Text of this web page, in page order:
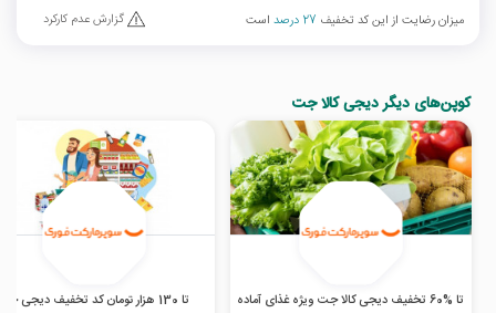
میزان رضایت از این کد تخفیف 27 درصد است گزارش عدم کارکرد
کوپن‌های دیگر دیجی کالا جت
تا %60 تخفیف دیجی کالا جت ویژه غذای آماده تا 130 هزار تومان کد تخفیف دیجی جت